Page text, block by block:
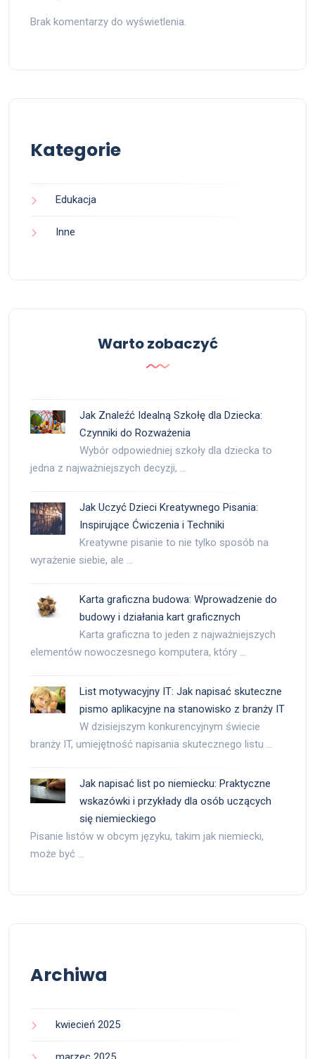
Brak komentarzy do wyświetlenia.
Kategorie
Edukacja
Inne
Warto zobaczyć
Jak Znaleźć Idealną Szkołę dla Dziecka:
Czynniki do Rozważenia
Wybór odpowiedniej szkoły dla dziecka to
jedna z najważniejszych decyzji, …
Jak Uczyć Dzieci Kreatywnego Pisania:
Inspirujące Ćwiczenia i Techniki
Kreatywne pisanie to nie tylko sposób na
wyrażenie siebie, ale …
Karta graficzna budowa: Wprowadzenie do
budowy i działania kart graficznych
Karta graficzna to jeden z najważniejszych
elementów nowoczesnego komputera, który …
List motywacyjny IT: Jak napisać skuteczne
pismo aplikacyjne na stanowisko z branży IT
W dzisiejszym konkurencyjnym świecie
branży IT, umiejętność napisania skutecznego listu …
Jak napisać list po niemiecku: Praktyczne
wskazówki i przykłady dla osób uczących
się niemieckiego
Pisanie listów w obcym języku, takim jak niemiecki,
może być …
Archiwa
kwiecień 2025